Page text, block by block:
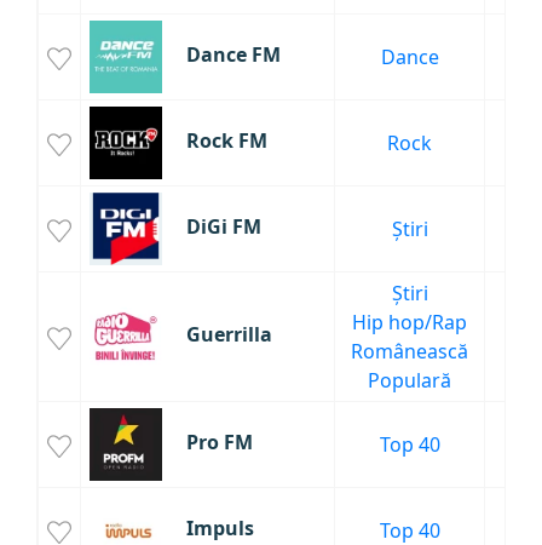
Dance FM Dance
Rock FM Rock
DiGi FM Știri
Guerrilla
Știri
Hip hop/Rap
Românească
Populară
Pro FM Top 40
Impuls Top 40